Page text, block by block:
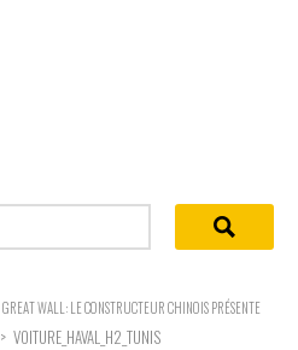
GREAT WALL: LE CONSTRUCTEUR CHINOIS PRÉSENTE
> VOITURE_HAVAL_H2_TUNIS